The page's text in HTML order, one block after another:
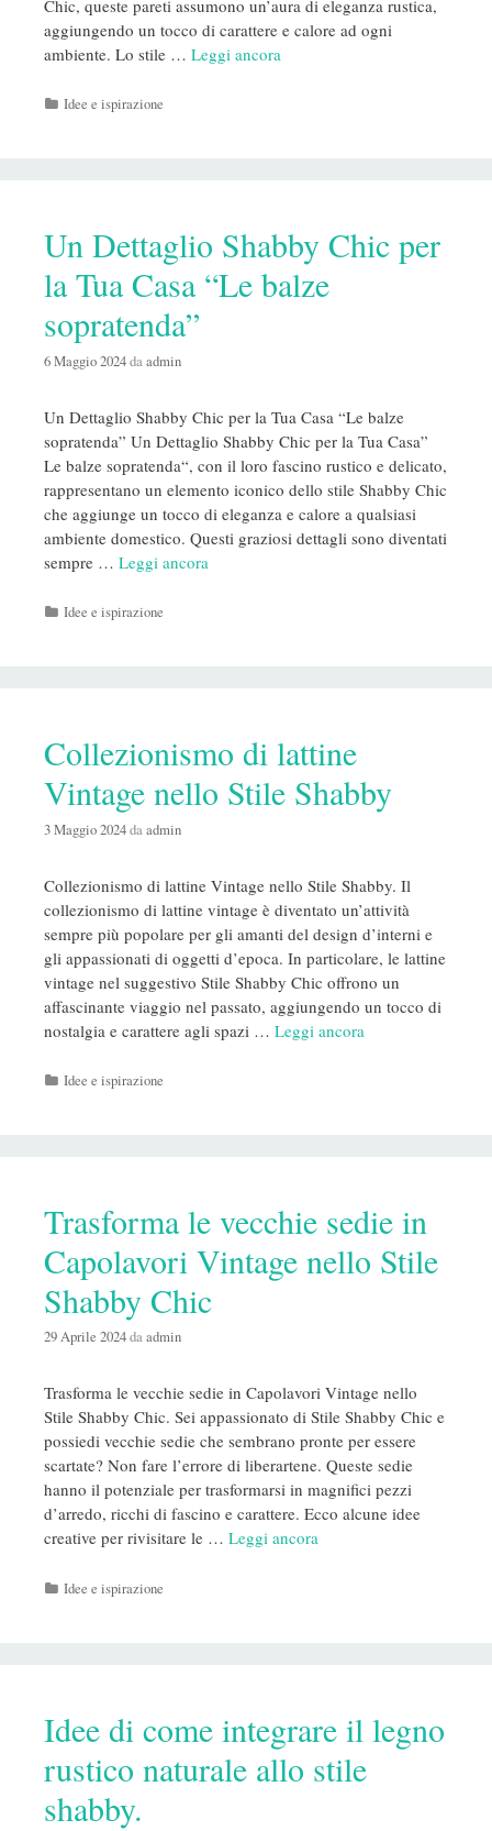
Chic, queste pareti assumono un’aura di eleganza rustica,
aggiungendo un tocco di carattere e calore ad ogni
ambiente. Lo stile … Leggi ancora
Categorie
Idee e ispirazione
Un Dettaglio Shabby Chic per
la Tua Casa “Le balze
sopratenda”
6 Maggio 2024daadmin
Un Dettaglio Shabby Chic per la Tua Casa “Le balze
sopratenda” Un Dettaglio Shabby Chic per la Tua Casa”
Le balze sopratenda“, con il loro fascino rustico e delicato,
rappresentano un elemento iconico dello stile Shabby Chic
che aggiunge un tocco di eleganza e calore a qualsiasi
ambiente domestico. Questi graziosi dettagli sono diventati
sempre … Leggi ancora
Categorie
Idee e ispirazione
Collezionismo di lattine
Vintage nello Stile Shabby
3 Maggio 2024daadmin
Collezionismo di lattine Vintage nello Stile Shabby. Il
collezionismo di lattine vintage è diventato un’attività
sempre più popolare per gli amanti del design d’interni e
gli appassionati di oggetti d’epoca. In particolare, le lattine
vintage nel suggestivo Stile Shabby Chic offrono un
affascinante viaggio nel passato, aggiungendo un tocco di
nostalgia e carattere agli spazi … Leggi ancora
Categorie
Idee e ispirazione
Trasforma le vecchie sedie in
Capolavori Vintage nello Stile
Shabby Chic
29 Aprile 2024daadmin
Trasforma le vecchie sedie in Capolavori Vintage nello
Stile Shabby Chic. Sei appassionato di Stile Shabby Chic e
possiedi vecchie sedie che sembrano pronte per essere
scartate? Non fare l’errore di liberartene. Queste sedie
hanno il potenziale per trasformarsi in magnifici pezzi
d’arredo, ricchi di fascino e carattere. Ecco alcune idee
creative per rivisitare le … Leggi ancora
Categorie
Idee e ispirazione
Idee di come integrare il legno
rustico naturale allo stile
shabby.